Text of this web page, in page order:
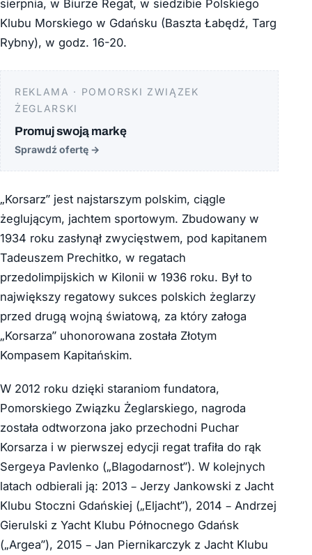
sierpnia, w Biurze Regat, w siedzibie Polskiego
Klubu Morskiego w Gdańsku (Baszta Łabędź, Targ
Rybny), w godz. 16-20.
REKLAMA · POMORSKI ZWIĄZEK
ŻEGLARSKI
Promuj swoją markę
Sprawdź ofertę →
„Korsarz” jest najstarszym polskim, ciągle
żeglującym, jachtem sportowym. Zbudowany w
1934 roku zasłynął zwycięstwem, pod kapitanem
Tadeuszem Prechitko, w regatach
przedolimpijskich w Kilonii w 1936 roku. Był to
największy regatowy sukces polskich żeglarzy
przed drugą wojną światową, za który załoga
„Korsarza” uhonorowana została Złotym
Kompasem Kapitańskim.
W 2012 roku dzięki staraniom fundatora,
Pomorskiego Związku Żeglarskiego, nagroda
została odtworzona jako przechodni Puchar
Korsarza i w pierwszej edycji regat trafiła do rąk
Sergeya Pavlenko („Blagodarnost”). W kolejnych
latach odbierali ją: 2013 – Jerzy Jankowski z Jacht
Klubu Stoczni Gdańskiej („Eljacht”), 2014 – Andrzej
Gierulski z Yacht Klubu Północnego Gdańsk
(„Argea”), 2015 – Jan Piernikarczyk z Jacht Klubu